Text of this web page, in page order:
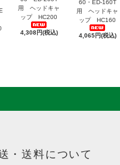
用 ヘッドキャ
ップ HC200
4,308円(税込)
60・ED-160T
用 ヘッドキャ
ップ HC160
4,065円(税込)
・送料について